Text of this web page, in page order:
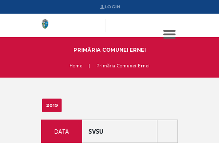
LOGIN
PRIMĂRIA COMUNEI ERNEI
Home Primăria Comunei Ernei
2019
DATA
SVSU